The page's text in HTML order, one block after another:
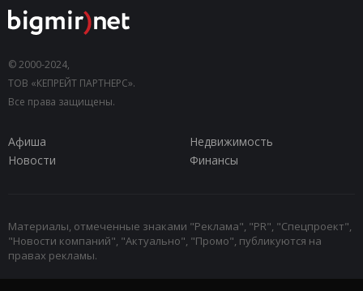
© 2000-2024,
ТОВ «КЕПРЕЙТ ПАРТНЕРС».
Все права защищены.
Афиша
Недвижимость
Новости
Финансы
Материалы, отмеченные знаками "Реклама", "PR", "Спецпроект",
"Новости компаний", "Актуально", "Промо", публикуются на
правах рекламы.